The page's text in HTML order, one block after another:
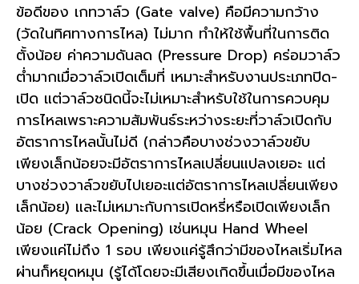
ข้อดีของ เกทวาล์ว (Gate valve) คือมีความกว้าง
(วัดในทิศทางการไหล) ไม่มาก ทำให้ใช้พื้นที่ในการติด
ตั้งน้อย ค่าความดันลด (Pressure Drop) คร่อมวาล์ว
ต่ำมากเมื่อวาล์วเปิดเต็มที่ เหมาะสำหรับงานประเภทปิด-
เปิด แต่วาล์วชนิดนี้จะไม่เหมาะสำหรับใช้ในการควบคุม
การไหลเพราะความสัมพันธ์ระหว่างระยะที่วาล์วเปิดกับ
อัตราการไหลนั้นไม่ดี (กล่าวคือบางช่วงวาล์วขยับ
เพียงเล็กน้อยจะมีอัตราการไหลเปลี่ยนแปลงเยอะ แต่
บางช่วงวาล์วขยับไปเยอะแต่อัตราการไหลเปลี่ยนเพียง
เล็กน้อย) และไม่เหมาะกับการเปิดหรี่หรือเปิดเพียงเล็ก
น้อย (Crack Opening) เช่นหมุน Hand Wheel
เพียงแค่ไม่ถึง 1 รอบ เพียงแค่รู้สึกว่ามีของไหลเริ่มไหล
ผ่านก็หยุดหมุน (รู้ได้โดยจะมีเสียงเกิดขึ้นเมื่อมีของไหล